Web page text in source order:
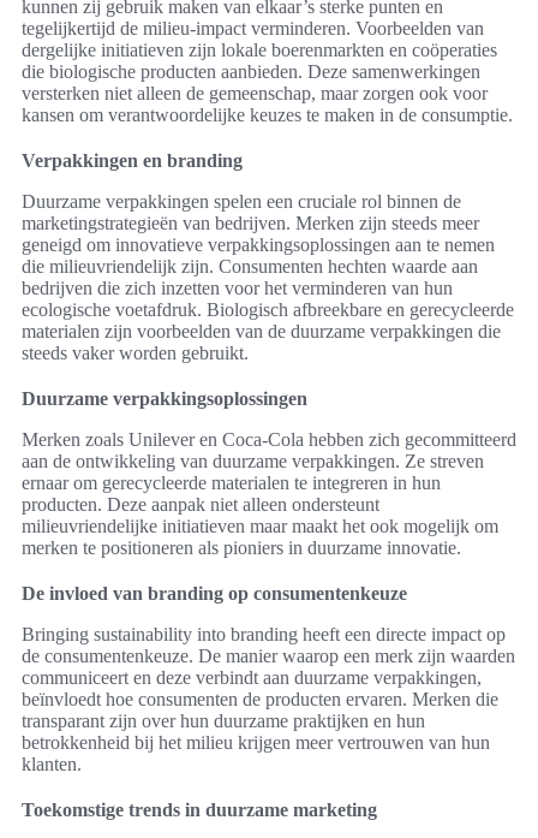
kunnen zij gebruik maken van elkaar’s sterke punten en
tegelijkertijd de milieu-impact verminderen. Voorbeelden van
dergelijke initiatieven zijn lokale boerenmarkten en coöperaties
die biologische producten aanbieden. Deze samenwerkingen
versterken niet alleen de gemeenschap, maar zorgen ook voor
kansen om verantwoordelijke keuzes te maken in de consumptie.
Verpakkingen en branding
Duurzame verpakkingen spelen een cruciale rol binnen de
marketingstrategieën van bedrijven. Merken zijn steeds meer
geneigd om innovatieve verpakkingsoplossingen aan te nemen
die milieuvriendelijk zijn. Consumenten hechten waarde aan
bedrijven die zich inzetten voor het verminderen van hun
ecologische voetafdruk. Biologisch afbreekbare en gerecycleerde
materialen zijn voorbeelden van de duurzame verpakkingen die
steeds vaker worden gebruikt.
Duurzame verpakkingsoplossingen
Merken zoals Unilever en Coca-Cola hebben zich gecommitteerd
aan de ontwikkeling van duurzame verpakkingen. Ze streven
ernaar om gerecycleerde materialen te integreren in hun
producten. Deze aanpak niet alleen ondersteunt
milieuvriendelijke initiatieven maar maakt het ook mogelijk om
merken te positioneren als pioniers in duurzame innovatie.
De invloed van branding op consumentenkeuze
Bringing sustainability into branding heeft een directe impact op
de consumentenkeuze. De manier waarop een merk zijn waarden
communiceert en deze verbindt aan duurzame verpakkingen,
beïnvloedt hoe consumenten de producten ervaren. Merken die
transparant zijn over hun duurzame praktijken en hun
betrokkenheid bij het milieu krijgen meer vertrouwen van hun
klanten.
Toekomstige trends in duurzame marketing